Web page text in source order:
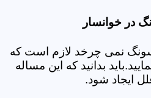
در خوانسار
نمی چرخد لازم است که
بدانید که این مساله
ایجاد شود.